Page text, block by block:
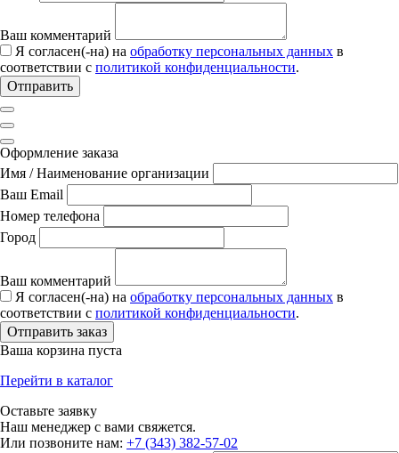
Ваш комментарий
Я согласен(-на) на обработку персональных данных в
соответствии с политикой конфиденциальности.
Отправить
Оформление заказа
Имя / Наименование организации
Ваш Email
Номер телефона
Город
Ваш комментарий
Я согласен(-на) на обработку персональных данных в
соответствии с политикой конфиденциальности.
Отправить заказ
Ваша корзина пуста
Перейти в каталог
Оставьте заявку
Наш менеджер с вами свяжется.
Или позвоните нам: +7 (343) 382-57-02